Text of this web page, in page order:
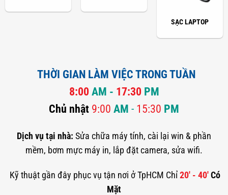
SẠC LAPTOP
THỜI GIAN LÀM VIỆC TRONG TUẦN
8:00 AM - 17:30 PM
Chủ nhật 9:00 AM - 15:30 PM
Dịch vụ tại nhà: Sửa chữa máy tính, cài lại win & phần
mềm, bơm mực máy in, lắp đặt camera, sửa wifi.
Kỹ thuật gần đây phục vụ tận nơi ở TpHCM Chỉ 20' - 40' Có
Mặt